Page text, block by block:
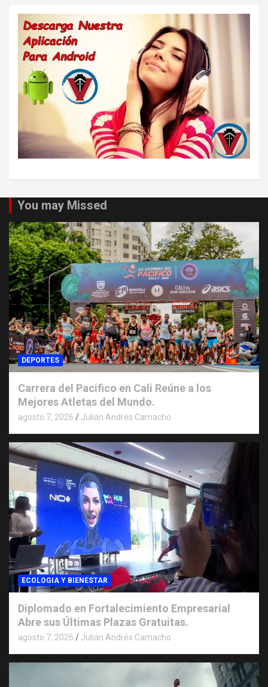
You may Missed
DEPORTES
Carrera del Pacifico en Cali Reúne a los
Mejores Atletas del Mundo.
agosto 7, 2026 Julián Andrés Camacho
ECOLOGIA Y BIENESTAR
Diplomado en Fortalecimiento Empresarial
Abre sus Últimas Plazas Gratuitas.
agosto 7, 2026 Julián Andrés Camacho